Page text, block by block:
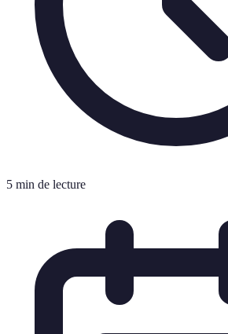
5 min de lecture